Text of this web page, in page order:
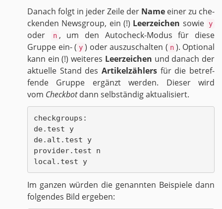
Da­nach folgt in jeder Zeile der Name einer zu che­
cken­den News­group, ein (!) Leer­zei­chen sowie y
oder n , um den Au­to­ch­eck-Mo­dus für diese
Grup­pe ein- ( y ) oder aus­zu­schal­ten ( n ). Op­tio­nal
kann ein (!) wei­te­res Leer­zei­chen und da­nach der
ak­tu­el­le Stand des Ar­ti­kel­zäh­lers für die be­tref­
fen­de Grup­pe er­gänzt wer­den. Die­ser wird
vom Check­botdann selb­stän­dig ak­tua­li­siert.
checkgroups:
de.test y
de.alt.test y
provider.test n
local.test y
Im gan­zen wür­den die ge­nann­ten Bei­spie­le dann
fol­gen­des Bild er­ge­ben: